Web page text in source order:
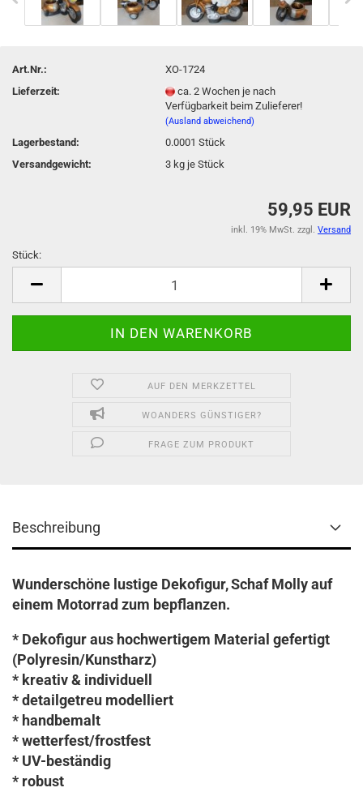
Art.Nr.:
XO-1724
Lieferzeit:
ca. 2 Wochen je nach
Verfügbarkeit beim Zulieferer!
(Ausland abweichend)
Lagerbestand: 0.0001Stück
Versandgewicht:
3 kg je Stück
59,95 EUR
inkl. 19% MwSt. zzgl. Versand
Stück:
AUF DEN MERKZETTEL
WOANDERS GÜNSTIGER?
FRAGE ZUM PRODUKT
Beschreibung
Wunderschöne lustige Dekofigur,Schaf Molly auf
einem Motorrad zum bepflanzen.
* Dekofigur aus hochwertigem Material gefertigt
(Polyresin/Kunstharz)
* kreativ & individuell
* detailgetreu modelliert
* handbemalt
* wetterfest/frostfest
* UV-beständig
* robust